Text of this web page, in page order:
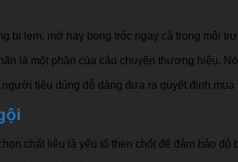
bị lem, mờ hay bong tróc ngay cả trong môi
là một phần của câu chuyện thương hiệu.
tiêu dùng dễ dàng đưa ra quyết định
chất liệu là yếu tố then chốt để đảm bảo độ